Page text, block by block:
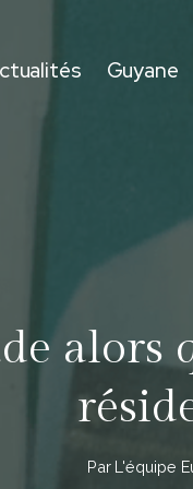
Guyane
alors
Par L'équipe